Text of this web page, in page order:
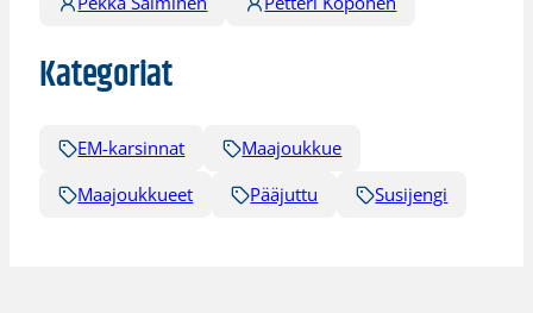
Kategoriat
EM-karsinnat
Maajoukkue
Maajoukkueet
Pääjuttu Susijengi